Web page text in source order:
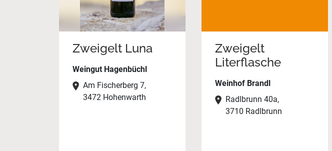
Zweigelt Luna
Weingut Hagenbüchl
Am Fischerberg 7,
3472 Hohenwarth
Zweigelt
Literflasche
Weinhof Brandl
Radlbrunn 40a,
3710 Radlbrunn